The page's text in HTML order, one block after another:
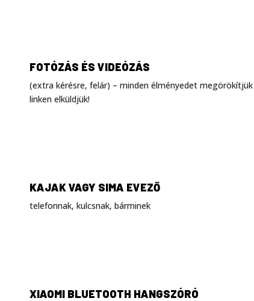
FOTÓZÁS ÉS VIDEÓZÁS
(extra kérésre, felár) – minden élményedet
linken elküldjük!
KAJAK VAGY SIMA EVEZŐ
telefonnak, kulcsnak, bárminek
XIAOMI BLUETOOTH HANGSZÓRÓ